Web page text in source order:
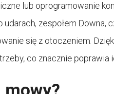
lub oprogramowanie
udarach, zespołem Downa,
się z otoczeniem.
co znacznie poprawia